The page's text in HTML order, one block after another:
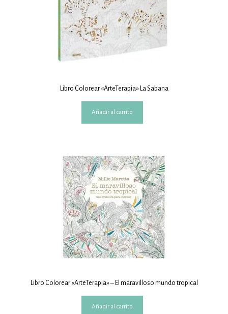
Libro Colorear «ArteTerapia» La Sabana
Añadir al carrito
Libro Colorear «ArteTerapia» – El maravilloso mundo tropical
Añadir al carrito